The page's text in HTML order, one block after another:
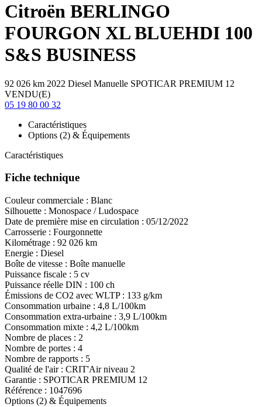
Citroën BERLINGO
FOURGON XL BLUEHDI 100
S&S BUSINESS
92 026 km 2022 Diesel Manuelle SPOTICAR PREMIUM 12
VENDU(E)
05 19 80 00 32
Caractéristiques
Options (2) & Équipements
Caractéristiques
Fiche technique
Couleur commerciale : Blanc
Silhouette : Monospace / Ludospace
Date de première mise en circulation : 05/12/2022
Carrosserie : Fourgonnette
Kilométrage : 92 026 km
Energie : Diesel
Boîte de vitesse : Boîte manuelle
Puissance fiscale : 5 cv
Puissance réelle DIN : 100 ch
Émissions de CO2 avec WLTP : 133 g/km
Consommation urbaine : 4,8 L/100km
Consommation extra-urbaine : 3,9 L/100km
Consommation mixte : 4,2 L/100km
Nombre de places : 2
Nombre de portes : 4
Nombre de rapports : 5
Qualité de l'air : CRIT'Air niveau 2
Garantie : SPOTICAR PREMIUM 12
Référence : 1047696
Options (2) & Équipements